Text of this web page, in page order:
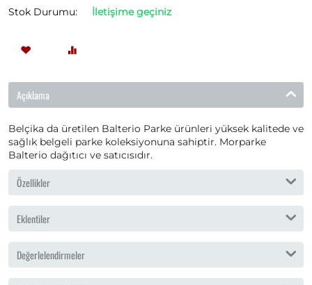
Stok Durumu:
İletişime geçiniz
Açıklama
Belçika da üretilen Balterio Parke ürünleri yüksek kalitede ve
sağlık belgeli parke koleksiyonuna sahiptir. Morparke
Balterio dağıtıcı ve satıcısıdır.
Özellikler
Eklentiler
Değerlelendirmeler